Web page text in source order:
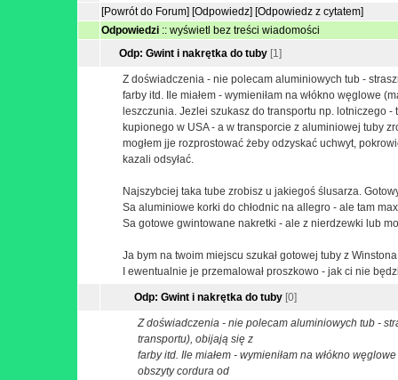
[Powrót do Forum] [Odpowiedz] [Odpowiedz z cytatem]
Odpowiedzi :: wyświetl bez treści wiadomości
Odp: Gwint i nakrętka do tuby [1]
Z doświadczenia - nie polecam aluminiowych tub -
farby itd. Ile miałem - wymieniłam na włókno węglowe
leszczunia. Jezlei szukasz do transportu np. lotniczego
kupionego w USA - a w transporcie z aluminiowej tuby
mogłem jje rozprostować żeby odzyskać uchwyt,
kazali odsyłać.
Najszybciej taka tube zrobisz u jakiegoś ślusarza.
Sa aluminiowe korki do chłodnic na allegro - ale tam
Sa gotowe gwintowane nakretki - ale z nierdzewki lub
Ja bym na twoim miejscu szukał gotowej tuby z
I ewentualnie je przemalował proszkowo - jak ci nie
Odp: Gwint i nakrętka do tuby [0]
Z doświadczenia - nie polecam aluminiowych tub -
transportu), obijają się z
farby itd. Ile miałem - wymieniłam na włókno
obszyty cordura od